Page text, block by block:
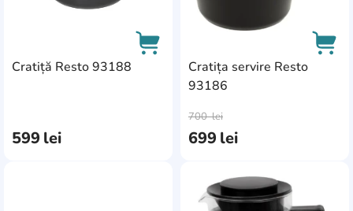
Cratiță Resto 93188
599 lei
Cratița servire Resto
93186
699 lei
700lei
AddCardToFavourite